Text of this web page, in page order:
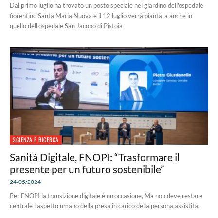
Dal primo luglio ha trovato un posto speciale nel giardino dell'ospedale
fiorentino Santa Maria Nuova e il 12 luglio verrà piantata anche in
quello dell'ospedale San Jacopo di Pistoia
SCIENZA E RICERCA
Sanità Digitale, FNOPI: “Trasformare il
presente per un futuro sostenibile”
24/05/2024
Per FNOPI la transizione digitale è un'occasione, Ma non deve restare
centrale l'aspetto umano della presa in carico della persona assistita.